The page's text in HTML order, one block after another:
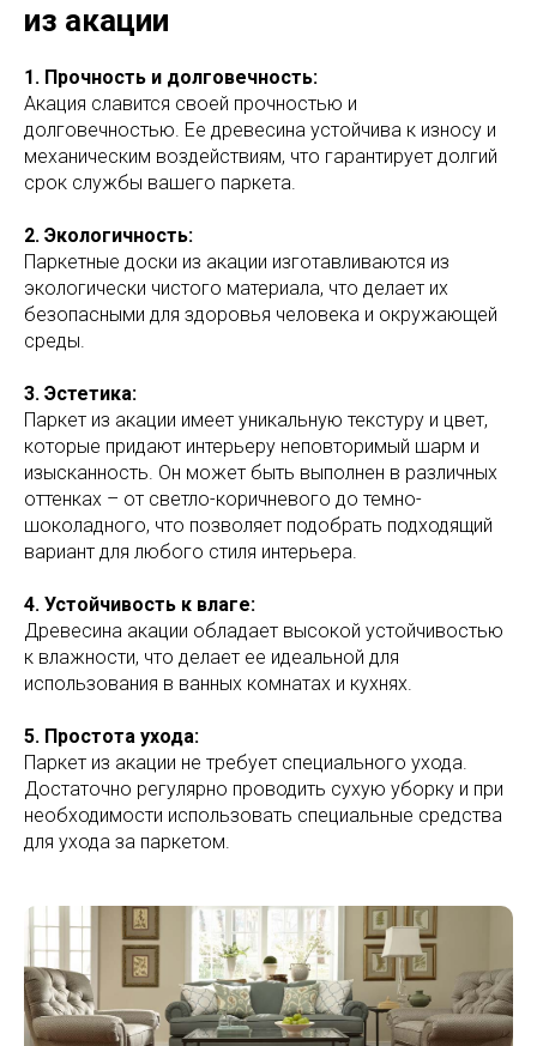
из акации
1. Прочность и долговечность:
Акация славится своей прочностью и
долговечностью. Ее древесина устойчива к износу и
механическим воздействиям, что гарантирует долгий
срок службы вашего паркета.
2. Экологичность:
Паркетные доски из акации изготавливаются из
экологически чистого материала, что делает их
безопасными для здоровья человека и окружающей
среды.
3. Эстетика:
Паркет из акации имеет уникальную текстуру и цвет,
которые придают интерьеру неповторимый шарм и
изысканность. Он может быть выполнен в различных
оттенках – от светло-коричневого до темно-
шоколадного, что позволяет подобрать подходящий
вариант для любого стиля интерьера.
4. Устойчивость к влаге:
Древесина акации обладает высокой устойчивостью
к влажности, что делает ее идеальной для
использования в ванных комнатах и кухнях.
5. Простота ухода:
Паркет из акации не требует специального ухода.
Достаточно регулярно проводить сухую уборку и при
необходимости использовать специальные средства
для ухода за паркетом.